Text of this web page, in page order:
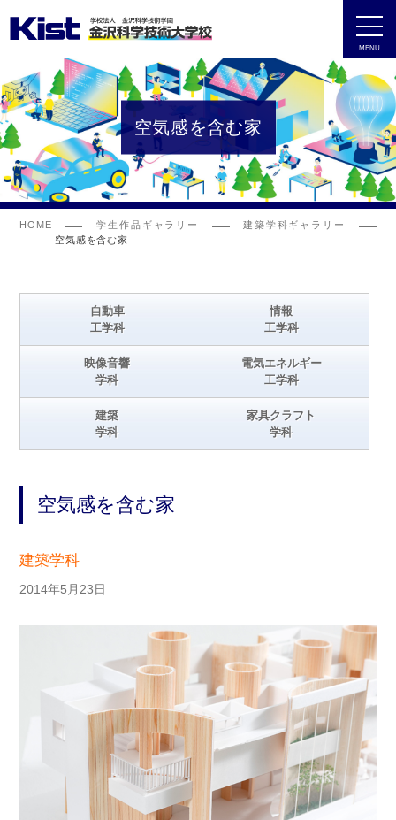
MENU
空気感を含む家
HOME 学生作品ギャラリー
建築学科ギャラリー
空気感を含む家
自動車
工学科
情報
工学科
映像音響
学科
電気エネルギー
工学科
建築
学科
家具クラフト
学科
空気感を含む家
建築学科
2014年5月23日